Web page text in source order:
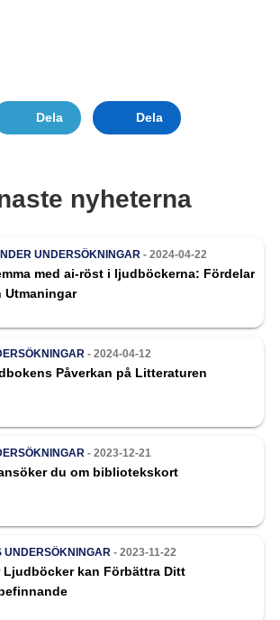
Dela Dela
nyheterna
UNDERSÖKNINGAR - 2024-04-22
med ai-röst i ljudböckerna: Fördelar
Utmaningar
- 2024-04-12
Påverkan på Litteraturen
- 2023-12-21
du om bibliotekskort
UNDERSÖKNINGAR - 2023-11-22
Ljudböcker kan Förbättra Ditt